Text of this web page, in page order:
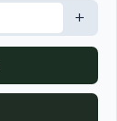
+